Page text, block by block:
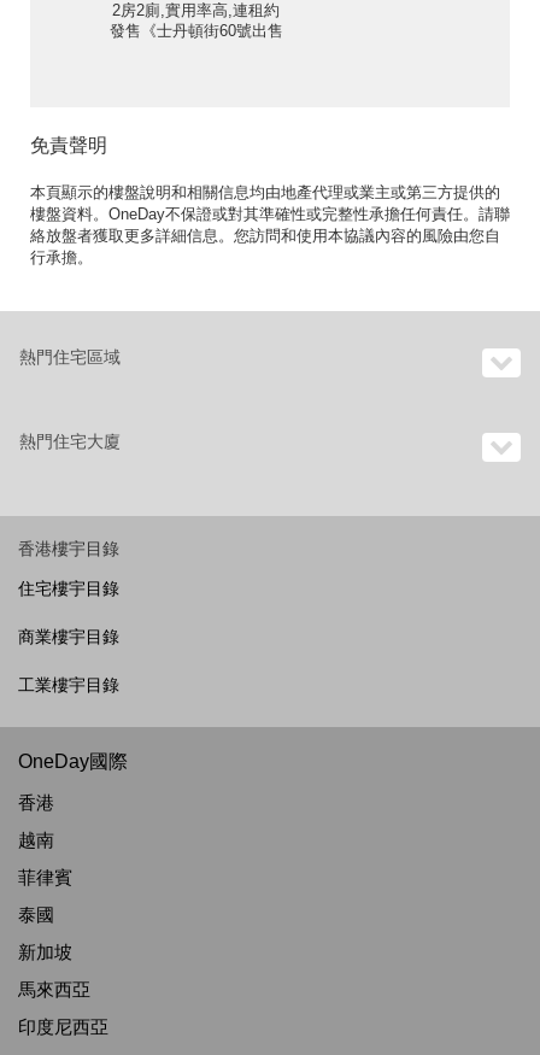
2房2廁,實用率高,連租約
發售《士丹頓街60號出售
免責聲明
本頁顯示的樓盤說明和相關信息均由地產代理或業主或第三方提供的
樓盤資料。OneDay不保證或對其準確性或完整性承擔任何責任。請聯
絡放盤者獲取更多詳細信息。您訪問和使用本協議內容的風險由您自
行承擔。
熱門住宅區域
熱門住宅大廈
香港樓宇目錄
住宅樓宇目錄
商業樓宇目錄
工業樓宇目錄
OneDay國際
香港
越南
菲律賓
泰國
新加坡
馬來西亞
印度尼西亞